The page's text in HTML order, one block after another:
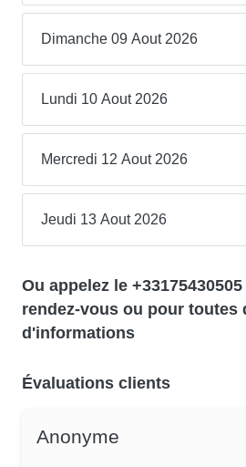
Dimanche 09 Aout 2026
Lundi 10 Aout 2026
Mercredi 12 Aout 2026
Jeudi 13 Aout 2026
Ou appelez le
rendez-vous ou pour toutes
d'informations
Évaluations clients
Anonyme